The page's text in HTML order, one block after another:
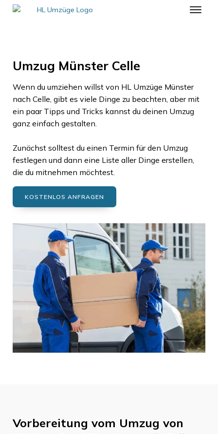
Umzug Münster Celle
Wenn du umziehen willst von HL Umzüge Münster
nach Celle, gibt es viele Dinge zu beachten, aber mit
ein paar Tipps und Tricks kannst du deinen Umzug
ganz einfach gestalten.
Zunächst solltest du einen Termin für den Umzug
festlegen und dann eine Liste aller Dinge erstellen,
die du mitnehmen möchtest.
KOSTENLOS ANFRAGEN
Vorbereitung vom Umzug von